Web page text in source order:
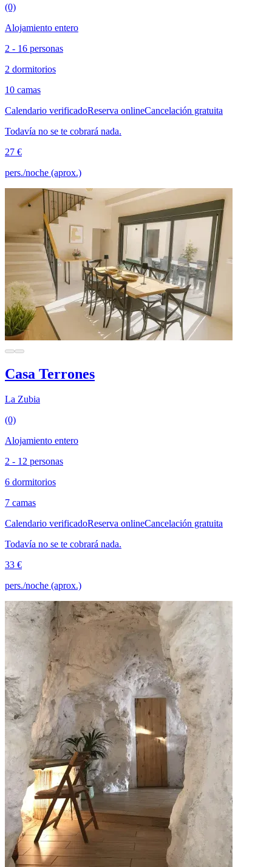
(0)
Alojamiento entero
2 - 16 personas
2 dormitorios
10 camas
Calendario verificadoReserva onlineCancelación gratuita
Todavía no se te cobrará nada.
27 €
pers./noche (aprox.)
Casa Terrones
La Zubia
(0)
Alojamiento entero
2 - 12 personas
6 dormitorios
7 camas
Calendario verificadoReserva onlineCancelación gratuita
Todavía no se te cobrará nada.
33 €
pers./noche (aprox.)